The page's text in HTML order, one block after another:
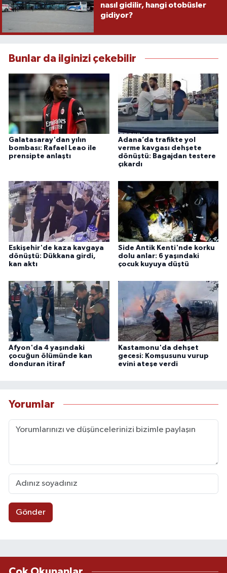
nasıl gidilir, hangi otobüsler
gidiyor?
Bunlar da ilginizi çekebilir
Galatasaray'dan yılın
bombası: Rafael Leao ile
prensipte anlaştı
Adana’da trafikte yol
verme kavgası dehşete
dönüştü: Bagajdan testere
çıkardı
Eskişehir'de kaza kavgaya
dönüştü: Dükkana girdi,
kan aktı
Side Antik Kenti'nde korku
dolu anlar: 6 yaşındaki
çocuk kuyuya düştü
Afyon'da 4 yaşındaki
çocuğun ölümünde kan
donduran itiraf
Kastamonu'da dehşet
gecesi: Komşusunu vurup
evini ateşe verdi
Yorumlar
Gönder